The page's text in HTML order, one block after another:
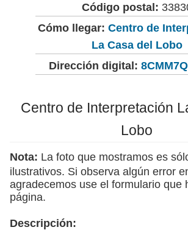
Código postal:
Cómo llegar: Centro de
La Casa del Lobo
Dirección digital:
Centro de Interpretación
Lobo
Nota: La foto que mostramos es
ilustrativos. Si observa algún error
agradecemos use el formulario que
página.
Descripción: